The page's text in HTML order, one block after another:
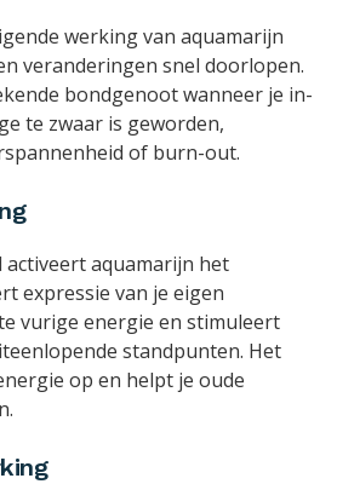
werking van aquamarijn
veranderingen snel doorlopen.
bondgenoot wanneer je in-
te zwaar is geworden,
of burn-out.
aquamarijn het
expressie van je eigen
vurige energie en stimuleert
standpunten. Het
op en helpt je oude